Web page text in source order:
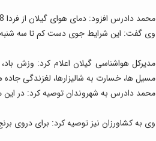
محمد دادرس افزود: دمای هوای گیلان از فردا 8تا17 درجه سانتیگراد کاهش می یابد.
وی گفت: این شرایط جوی دست کم تا سه شنبه
مدیرکل هواشناسی گیلان اعلام کرد: وزش
مسیل ها، خسارت به شالیزارها، لغزندگی
محمد دادرس به شهروندان توصیه کرد: در
وی به کشاورزان نیز توصیه کرد: برای دروی